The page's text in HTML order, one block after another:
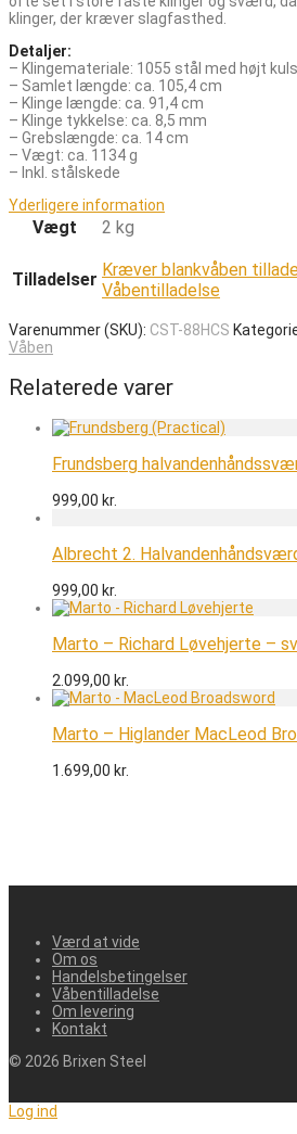
klinger, der kræver slagfasthed.
Detaljer:
– Klingemateriale: 1055 stål med højt
– Samlet længde: ca. 105,4 cm
– Klinge længde: ca. 91,4 cm
– Klinge tykkelse: ca. 8,5 mm
– Grebslængde: ca. 14 cm
– Vægt: ca. 1134 g
– Inkl. stålskede
Yderligere information
Vægt 2 kg
Tilladelser Kræver blankvåben
Våbentilladelse
Varenummer (SKU): CST-88HCS
Våben
Relaterede varer
Frundsberg
999,00 kr.
Albrecht 2.
999,00 kr.
Marto – Richard Løvehjerte –
2.099,00 kr.
Marto – Higlander MacLeod
1.699,00 kr.
Værd at vide
Om os
Handelsbetingelser
Våbentilladelse
Om levering
Kontakt
© 2026 Brixen Steel
Log ind